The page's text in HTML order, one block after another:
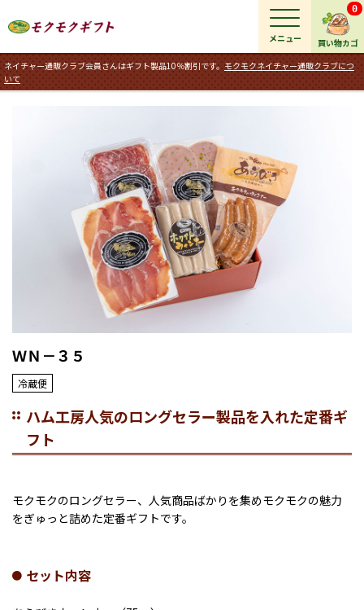
買い物カゴ
0
ネイチャー通販クラブ会員さんはギフト製品10％割引です。 モクモクネイチャー通販クラブにつ
いて
メニュー
ＷＮ－３５
冷蔵便
ハム工房人気のロングセラー製品を入れた定番ギ
フト
モクモクのロングセラー、人気商品ばかりを集めモクモクの魅力
をぎゅっと詰めた定番ギフトです。
セット内容